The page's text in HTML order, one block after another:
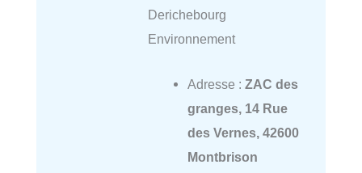
Derichebourg
Environnement
Adresse : ZAC des
granges, 14 Rue
des Vernes, 42600
Montbrison